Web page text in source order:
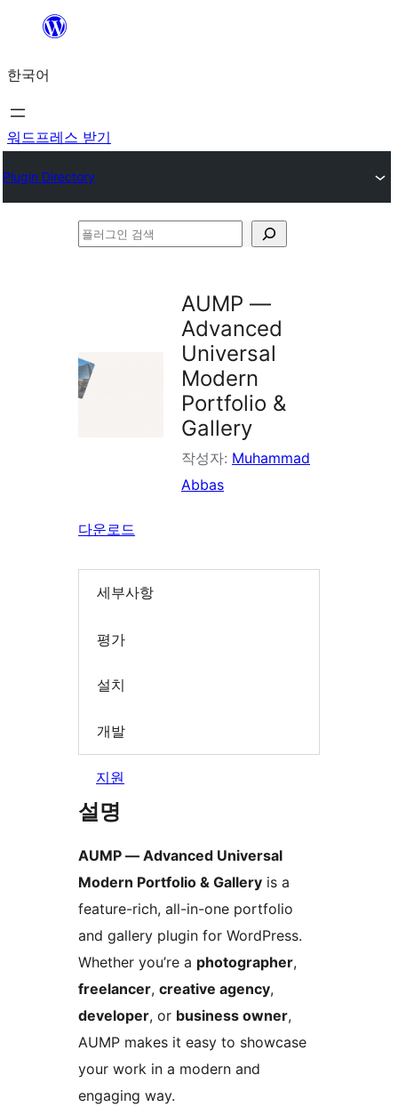
츠
로
바
가
한국어
워드프레스 받기
Plugin Directory
플
색
AUMP —
Advanced
Universal
Modern
Portfolio &
Gallery
작성자: Muhammad
Abbas
다운로드
세부사항
평가
설치
개발
지원
설명
AUMP — Advanced Universal
Modern Portfolio & Gallery is a
feature-rich, all-in-one portfolio
and gallery plugin for WordPress.
Whether you’re a photographer,
freelancer, creative agency,
developer, or business owner,
AUMP makes it easy to showcase
your work in a modern and
engaging way.